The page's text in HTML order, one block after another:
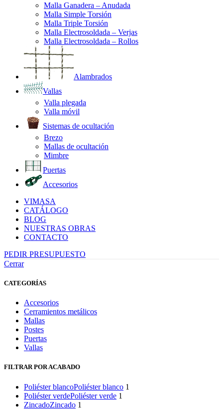
Malla Ganadera – Anudada
Malla Simple Torsión
Malla Triple Torsión
Malla Electrosoldada – Verjas
Malla Electrosoldada – Rollos
Alambrados
Vallas
Valla plegada
Valla móvil
Sistemas de ocultación
Brezo
Mallas de ocultación
Mimbre
Puertas
Accesorios
VIMASA
CATÁLOGO
BLOG
NUESTRAS OBRAS
CONTACTO
PEDIR PRESUPUESTO
Cerrar
CATEGORÍAS
Accesorios
Cerramientos metálicos
Mallas
Postes
Puertas
Vallas
FILTRAR POR ACABADO
Poliéster blancoPoliéster blanco 1
Poliéster verdePoliéster verde 1
ZincadoZincado 1